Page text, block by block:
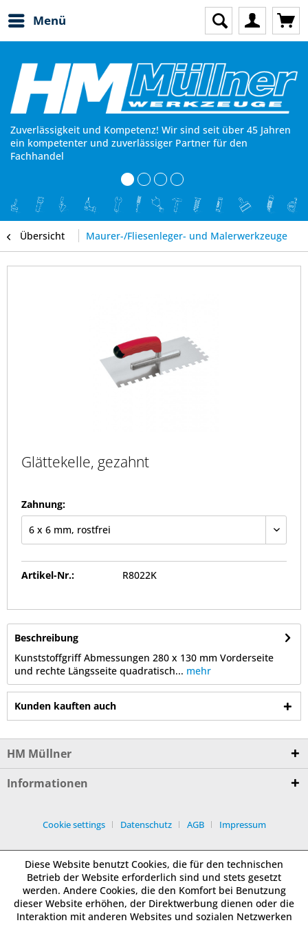
Menü
Zuverlässigkeit und Kompetenz! Wir sind seit über 45 Jahren
ein kompetenter und zuverlässiger Partner für den
Fachhandel
Übersicht Maurer-/Fliesenleger- und Malerwerkzeuge
Glättekelle, gezahnt
Zahnung:
Artikel-Nr.: R8022K
Beschreibung
Kunststoffgriff Abmessungen 280 x 130 mm Vorderseite
und rechte Längsseite quadratisch... mehr
Kunden kauften auch
HM Müllner
Informationen
Cookie settings Datenschutz AGB Impressum
Diese Website benutzt Cookies, die für den technischen
Betrieb der Website erforderlich sind und stets gesetzt
werden. Andere Cookies, die den Komfort bei Benutzung
dieser Website erhöhen, der Direktwerbung dienen oder die
Interaktion mit anderen Websites und sozialen Netzwerken